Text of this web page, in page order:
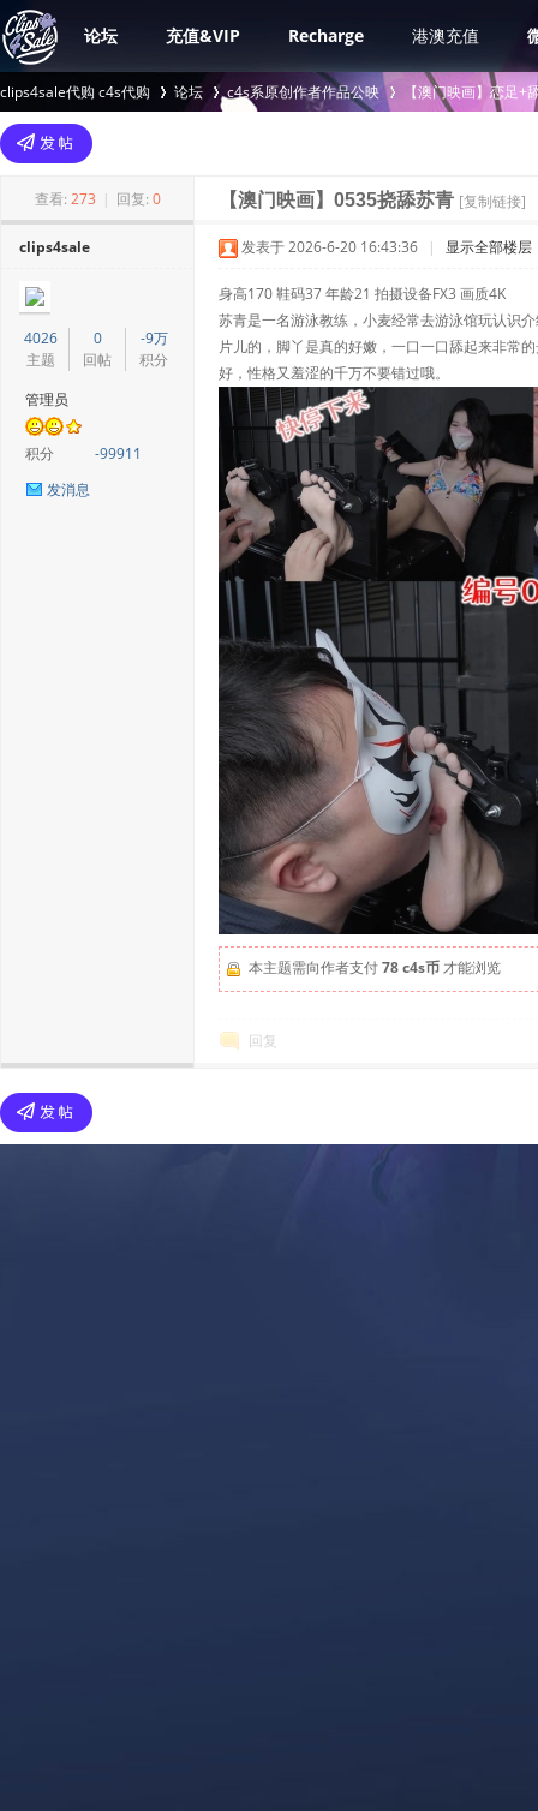
论坛 充值&VIP Recharge 港澳充值
clips4sale代购 c4s代购
>
论坛 c4s系原创作者作品公映
›
【澳门映画】恋足+
查看: 273 | 回复: 0 【澳门映画】0535挠舔苏青 [复制链接]
clips4sale
4026
主题
0
回帖
-9万
积分
管理员
积分
-99911
发消息
发表于 2026-6-20 16:43:36 | 显示全部楼层
身高170 鞋码37 年龄21 拍摄设备FX3 画质4K
苏青是一名游泳教练，小麦经常去游泳馆玩认识
片儿的，脚丫是真的好嫩，一口一口舔起来非常
好，性格又羞涩的千万不要错过哦。
本主题需向作者支付78 c4s币才能浏览
回复